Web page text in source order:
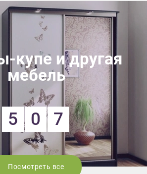
и другая
мебель
5 0 7
Посмотреть все